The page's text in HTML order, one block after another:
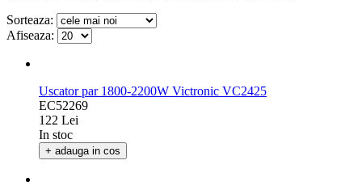
Sorteaza:
Afiseaza:
Uscator par 1800-2200W Victronic VC2425
EC52269
122 Lei
In stoc
+ adauga in cos